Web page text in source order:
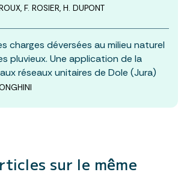
F. ROSIER, H. DUPONT
charges déversées au milieu naturel
pluvieux. Une application de la
réseaux unitaires de Dole (Jura)
sur le même